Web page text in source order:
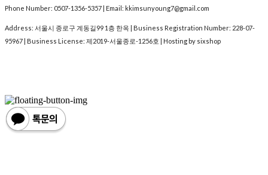
Phone Number: 0507-1356-5357 | Email: kkimsunyoung7@gmail.com
Address: 서울시 종로구 계동길99 1층 한옥 | Business Registration Number: 228-07-
95967 | Business License: 제2019-서울종로-1256호 | Hosting by sixshop